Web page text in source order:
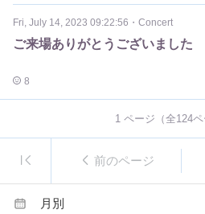
Fri, July 14, 2023 09:22:56 ・ Concert
ご来場ありがとうございました
8
1 ページ（全124ペ
前のページ
月別